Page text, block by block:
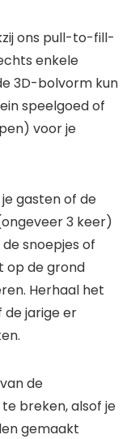
ons pull-to-fill-
enkele
3D-bolvorm kun
speelgoed of
voor je
je gasten of de
3 keer)
snoepjes of
op de grond
Herhaal het
jarige er
van de
breken, alsof je
gemaakt